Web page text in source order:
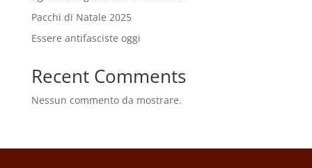
Pacchi di Natale 2025
Essere antifasciste oggi
Recent Comments
Nessun commento da mostrare.